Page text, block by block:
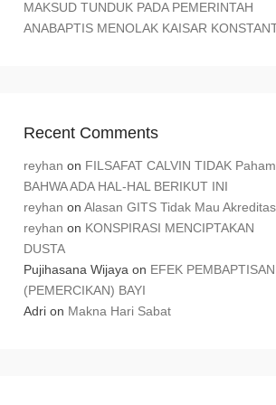
MAKSUD TUNDUK PADA PEMERINTAH
ANABAPTIS MENOLAK KAISAR
Recent Comments
reyhan on FILSAFAT CALVIN TIDAK Paham
BAHWA ADA HAL-HAL BERIKUT INI
reyhan on Alasan GITS Tidak Mau
reyhan on KONSPIRASI MENCIPTAKAN
DUSTA
Pujihasana Wijaya on EFEK PEMBAPTISAN
(PEMERCIKAN) BAYI
Adri on Makna Hari Sabat